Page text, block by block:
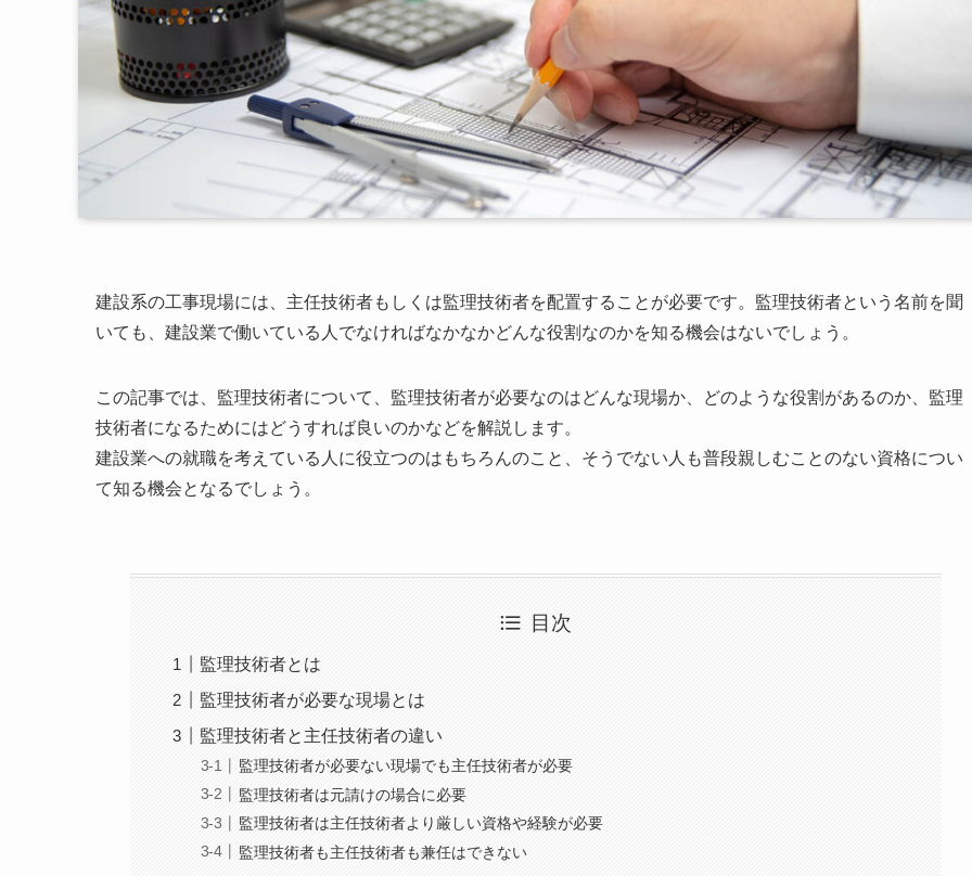
建設系の工事現場には、主任技術者もしくは監理技術者を配置することが必要です。監理技術者という名前を聞
いても、建設業で働いている人でなければなかなかどんな役割なのかを知る機会はないでしょう。
この記事では、監理技術者について、監理技術者が必要なのはどんな現場か、どのような役割があるのか、監理
技術者になるためにはどうすれば良いのかなどを解説します。
建設業への就職を考えている人に役立つのはもちろんのこと、そうでない人も普段親しむことのない資格につい
て知る機会となるでしょう。
目次
監理技術者とは
監理技術者が必要な現場とは
監理技術者と主任技術者の違い
監理技術者が必要ない現場でも主任技術者が必要
監理技術者は元請けの場合に必要
監理技術者は主任技術者より厳しい資格や経験が必要
監理技術者も主任技術者も兼任はできない